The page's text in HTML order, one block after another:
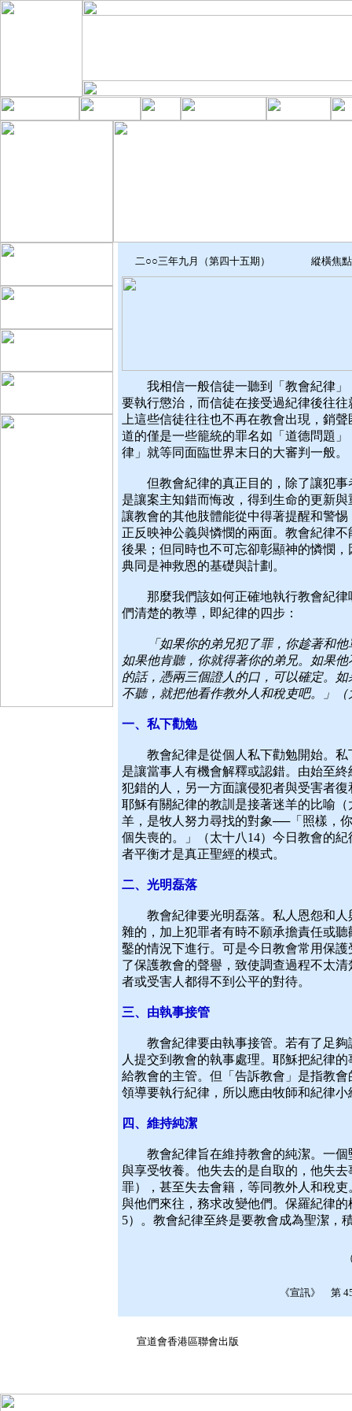
二○○三年九月（第四十五期） 縱橫焦點
我相信一般信徒一聽到「教會紀律」
要執行懲治，而信徒在接受過紀律後往
上這些信徒往往也不再在教會出現，銷
道的僅是一些籠統的罪名如「道德問題
律」就等同面臨世界末日的大審判一般。
但教會紀律的真正目的，除了讓犯事
是讓案主知錯而悔改，得到生命的更新與
讓教會的其他肢體能從中得著提醒和警
正反映神公義與憐憫的兩面。教會紀律
後果；但同時也不可忘卻彰顯神的憐憫
典同是神救恩的基礎與計劃。
那麼我們該如何正確地執行教會紀律
們清楚的教導，即紀律的四步：
「如果你的弟兄犯了罪，你趁著和他
如果他肯聽，你就得著你的弟兄。如果
的話，憑兩三個證人的口，可以確定。
不聽，就把他看作教外人和稅吏吧。」
一、私下勸勉
教會紀律是從個人私下勸勉開始。私
是讓當事人有機會解釋或認錯。由始至
犯錯的人，另一方面讓侵犯者與受害者
耶穌有關紀律的教訓是接著迷羊的比喻
羊，是牧人努力尋找的對象──「照樣，
個失喪的。」（太十八14）今日教會的
者平衡才是真正聖經的模式。
二、光明磊落
教會紀律要光明磊落。私人恩怨和人
雜的，加上犯罪者有時不願承擔責任或
鑿的情況下進行。可是今日教會常用保
了保護教會的聲譽，致使調查過程不太
者或受害人都得不到公平的對待。
三、由執事接管
教會紀律要由執事接管。若有了足夠
人提交到教會的執事處理。耶穌把紀律
給教會的主管。但「告訴教會」是指教
領導要執行紀律，所以應由牧師和紀律
四、維持純潔
教會紀律旨在維持教會的純潔。一個
與享受牧養。他失去的是自取的，他失
罪），甚至失去會籍，等同教外人和稅
與他們來往，務求改變他們。保羅紀律
5）。教會紀律至終是要教會成為聖潔，
《宣訊》 第
宣道會香港區聯會出